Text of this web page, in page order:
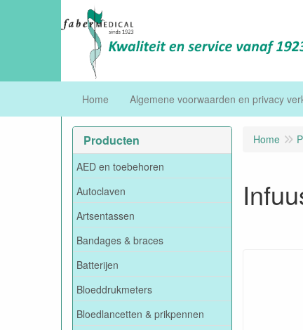
Home Algemene voorwaarden en privacy
Producten
AED en toebehoren
Autoclaven
Artsentassen
Bandages & braces
Batterijen
Bloeddrukmeters
Bloedlancetten & prikpennen
Home